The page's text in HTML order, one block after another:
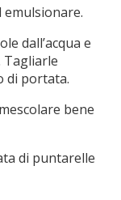
dall’acqua e
Tagliarle
di portata.
bene
di puntarelle